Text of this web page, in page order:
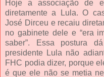
Hoje a associação de
diretamente a Lula. O
José Dirceu e recaiu
no gabinete dele e “era
saber”. Essa postura
presidente Lula não
FHC podia dizer, porque
é que ele não se metia